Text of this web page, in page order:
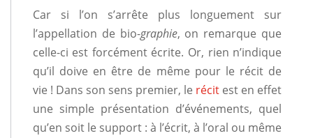
Car si l’on s’arrête plus longuement sur
l’appellation de bio-graphie, on remarque que
celle-ci est forcément écrite. Or, rien n’indique
qu’il doive en être de même pour le récit de
vie ! Dans son sens premier, le récit est en effet
une simple présentation d’événements, quel
qu’en soit le support : à l’écrit, à l’oral ou même